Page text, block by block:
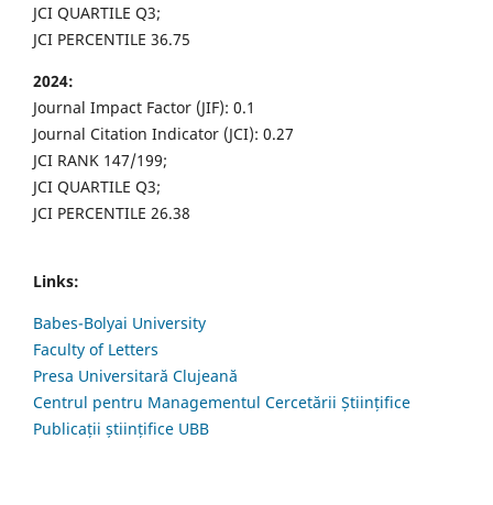
JCI QUARTILE Q3;
JCI PERCENTILE 36.75
2024:
Journal Impact Factor (JIF): 0.1
Journal Citation Indicator (JCI): 0.27
JCI RANK 147/199;
JCI QUARTILE Q3;
JCI PERCENTILE 26.38
Links:
Babes-Bolyai University
Faculty of Letters
Presa Universitară Clujeană
Centrul pentru Managementul Cercetării Științifice
Publicații științifice UBB